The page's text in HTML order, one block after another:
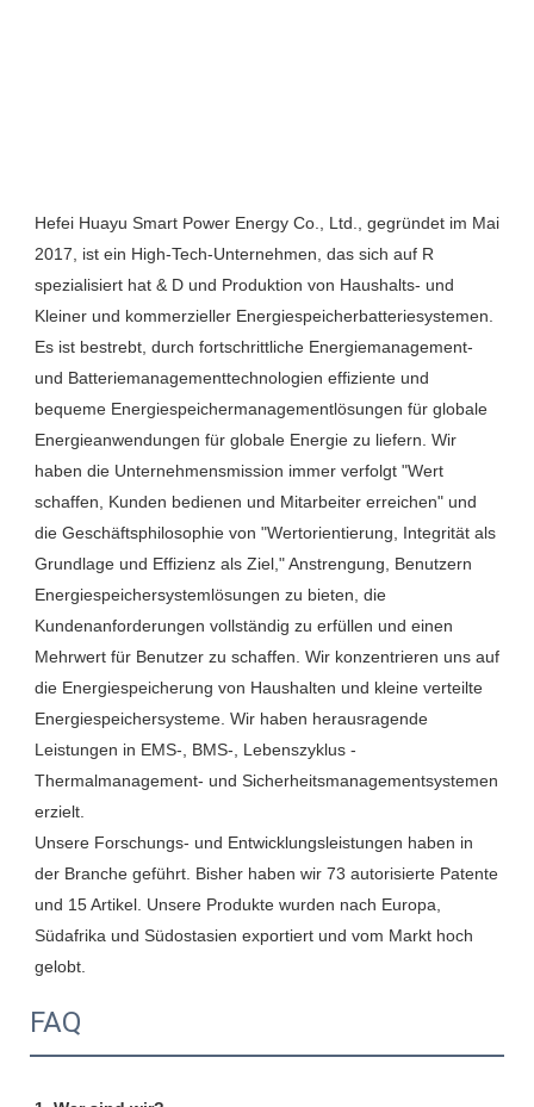
Hefei Huayu Smart Power Energy Co., Ltd., gegründet im Mai
2017, ist ein High-Tech-Unternehmen, das sich auf R
spezialisiert hat & D und Produktion von Haushalts- und
Kleiner und kommerzieller Energiespeicherbatteriesystemen.
Es ist bestrebt, durch fortschrittliche Energiemanagement-
und Batteriemanagementtechnologien effiziente und
bequeme Energiespeichermanagementlösungen für globale
Energieanwendungen für globale Energie zu liefern. Wir
haben die Unternehmensmission immer verfolgt "Wert
schaffen, Kunden bedienen und Mitarbeiter erreichen" und
die Geschäftsphilosophie von "Wertorientierung, Integrität als
Grundlage und Effizienz als Ziel," Anstrengung, Benutzern
Energiespeichersystemlösungen zu bieten, die
Kundenanforderungen vollständig zu erfüllen und einen
Mehrwert für Benutzer zu schaffen. Wir konzentrieren uns auf
die Energiespeicherung von Haushalten und kleine verteilte
Energiespeichersysteme. Wir haben herausragende
Leistungen in EMS-, BMS-, Lebenszyklus -
Thermalmanagement- und Sicherheitsmanagementsystemen
erzielt.
Unsere Forschungs- und Entwicklungsleistungen haben in
der Branche geführt. Bisher haben wir 73 autorisierte Patente
und 15 Artikel. Unsere Produkte wurden nach Europa,
Südafrika und Südostasien exportiert und vom Markt hoch
FAQ